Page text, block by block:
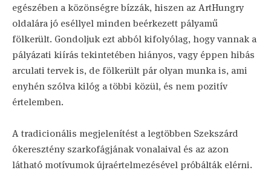
egészében a közönségre bízzák, hiszen az ArtHungry
oldalára jó eséllyel minden beérkezett pályamű
fölkerült. Gondoljuk ezt abból kifolyólag, hogy vannak a
pályázati kiírás tekintetében hiányos, vagy éppen hibás
arculati tervek is, de fölkerült pár olyan munka is, ami
enyhén szólva kilóg a többi közül, és nem pozitív
értelemben.
A tradicionális megjelenítést a legtöbben Szekszárd
ókeresztény szarkofágjának vonalaival és az azon
látható motívumok újraértelmezésével próbálták elérni.